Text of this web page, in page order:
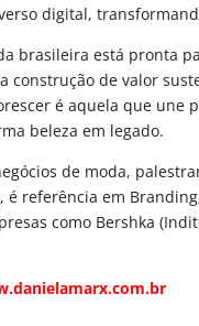
digital,
brasileira está pronta
construção de valor
é aquela que une
beleza em legado.
de moda,
é referência em
como Bershka